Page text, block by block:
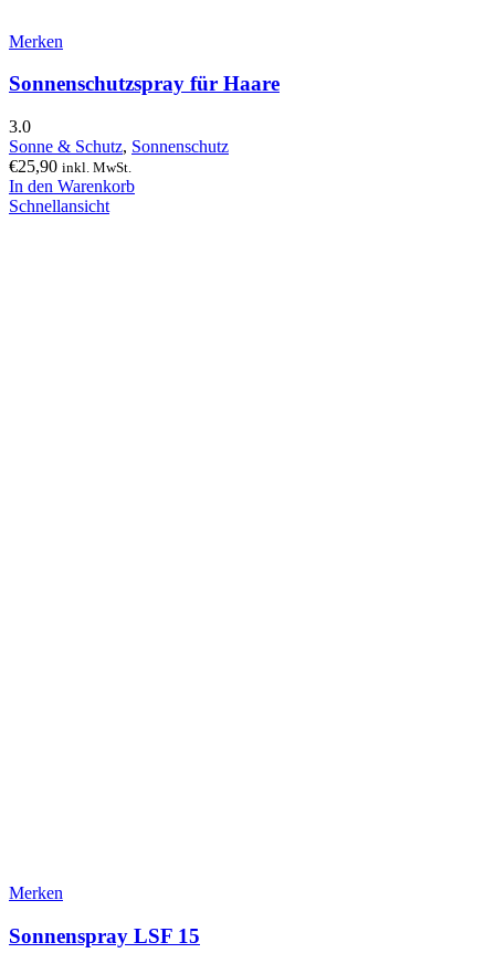
Merken
Sonnenschutzspray für Haare
3.0
Sonne & Schutz, Sonnenschutz
€25,90 inkl. MwSt.
In den Warenkorb
Schnellansicht
Merken
Sonnenspray LSF 15